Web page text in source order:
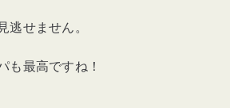
せません。
も最高ですね！